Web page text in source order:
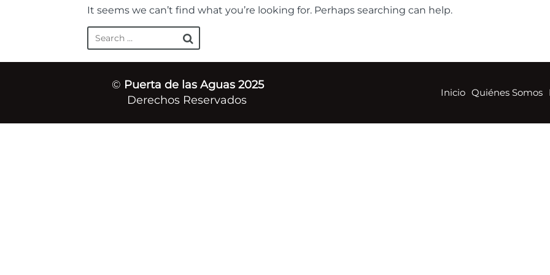
It seems we can’t find what you’re looking for. Perhaps searching can help.
© Puerta de las Aguas 2025
Derechos Reservados
Inicio Quiénes Somos